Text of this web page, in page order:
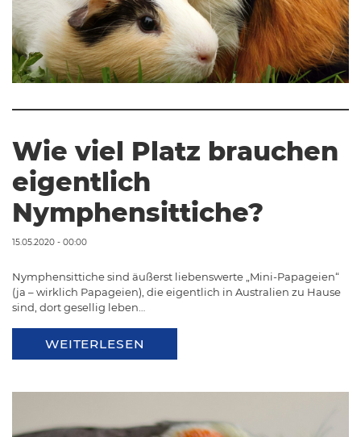
Wie viel Platz brauchen
eigentlich
Nymphensittiche?
15.05.2020 - 00:00
Nymphensittiche sind äußerst liebenswerte „Mini-Papageien“
(ja – wirklich Papageien), die eigentlich in Australien zu Hause
sind, dort gesellig leben…
WEITERLESEN